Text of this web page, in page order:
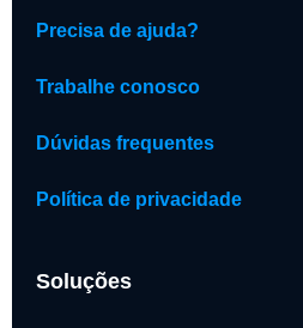
Precisa de ajuda?
Trabalhe conosco
Dúvidas frequentes
Política de privacidade
Soluções